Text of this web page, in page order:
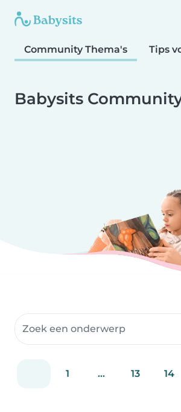
Community Thema's Tips
Babysits
Doorzoek Community Thema's
1 ... 13 14